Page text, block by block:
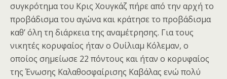
συγκρότημα του Κρις Χουγκάζ πήρε από την αρχή το
προβάδισμα του αγώνα και κράτησε το προβάδισμα
καθ’ όλη τη διάρκεια της αναμέτρησης. Για τους
νικητές κορυφαίος ήταν ο Ουίλιαμ Κόλεμαν, ο
οποίος σημείωσε 22 πόντους και ήταν ο κορυφαίος
της Ένωσης Καλαθοσφαίρισης Καβάλας ενώ πολύ